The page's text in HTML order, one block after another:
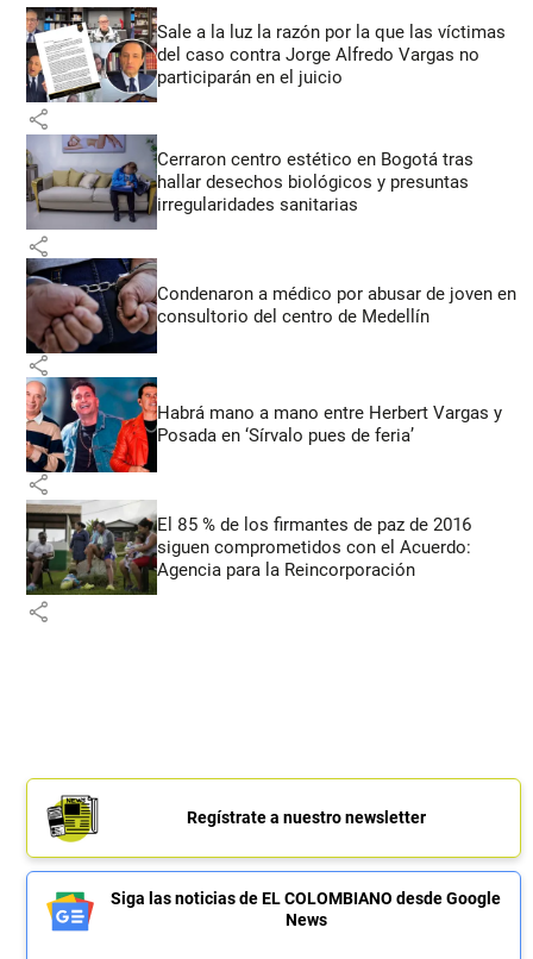
Sale a la luz la razón por la que las víctimas
del caso contra Jorge Alfredo Vargas no
participarán en el juicio
share
Cerraron centro estético en Bogotá tras
hallar desechos biológicos y presuntas
irregularidades sanitarias
share
Condenaron a médico por abusar de joven en
consultorio del centro de Medellín
share
Habrá mano a mano entre Herbert Vargas y
Posada en ‘Sírvalo pues de feria’
share
El 85 % de los firmantes de paz de 2016
siguen comprometidos con el Acuerdo:
Agencia para la Reincorporación
share
Regístrate a nuestro newsletter
Siga las noticias de EL COLOMBIANO desde Google
News